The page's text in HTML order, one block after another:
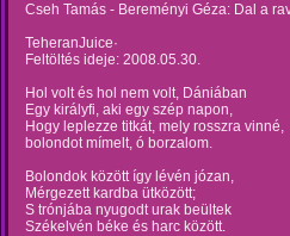
Cseh Tamás - Bereményi Géza: Dal a
TeheranJuice·
Feltöltés ideje: 2008.05.30.
Hol volt és hol nem volt, Dániában
Egy királyfi, aki egy szép napon,
Hogy leplezze titkát, mely rosszra vinné,
bolondot mímelt, ó borzalom.
Bolondok között így lévén józan,
Mérgezett kardba ütközött;
S trónjába nyugodt urak beültek
Székelvén béke és harc között.